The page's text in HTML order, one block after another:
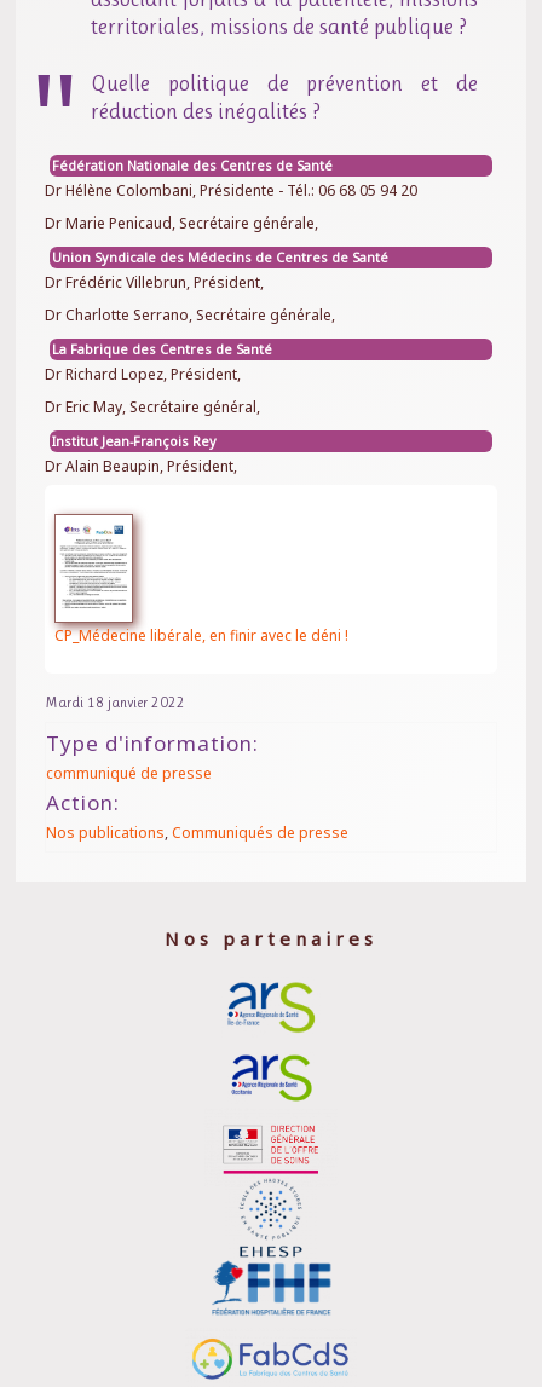
territoriales, missions de santé publique ?
Quelle politique de prévention et de
réduction des inégalités ?
Fédération Nationale des Centres de Santé
Dr Hélène Colombani, Présidente - Tél.: 06 68 05 94 20
Dr Marie Penicaud, Secrétaire générale,
Union Syndicale des Médecins de Centres de Santé
Dr Frédéric Villebrun, Président,
Dr Charlotte Serrano, Secrétaire générale,
La Fabrique des Centres de Santé
Dr Richard Lopez, Président,
Dr Eric May, Secrétaire général,
Institut Jean-François Rey
Dr Alain Beaupin, Président,
CP_Médecine libérale, en finir avec le déni !
Mardi 18 janvier 2022
Type d'information:
communiqué de presse
Action:
Nos publications,Communiqués de presse
Nos partenaires